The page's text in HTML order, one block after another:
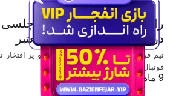
راهنمای شرط بندی بازی چلسی
درصد بالا در سایت های معتبر
تیم فوتبال چلسی یکی از بزرگ ترین و پر افتخار
فوتبال…
9 ماه ago